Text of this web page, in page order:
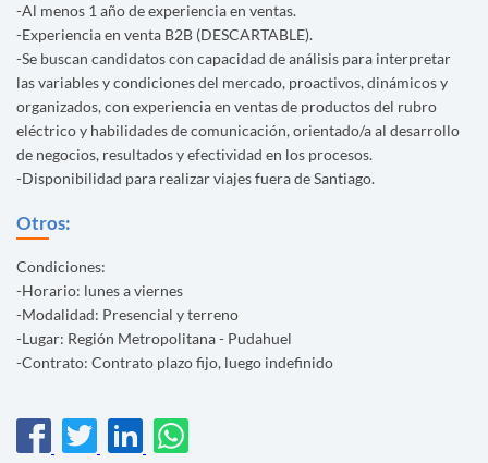
-Al menos 1 año de experiencia en ventas.
-Experiencia en venta B2B (DESCARTABLE).
-Se buscan candidatos con capacidad de análisis para interpretar
las variables y condiciones del mercado, proactivos, dinámicos y
organizados, con experiencia en ventas de productos del rubro
eléctrico y habilidades de comunicación, orientado/a al desarrollo
de negocios, resultados y efectividad en los procesos.
-Disponibilidad para realizar viajes fuera de Santiago.
Otros:
Condiciones:
-Horario: lunes a viernes
-Modalidad: Presencial y terreno
-Lugar: Región Metropolitana - Pudahuel
-Contrato: Contrato plazo fijo, luego indefinido